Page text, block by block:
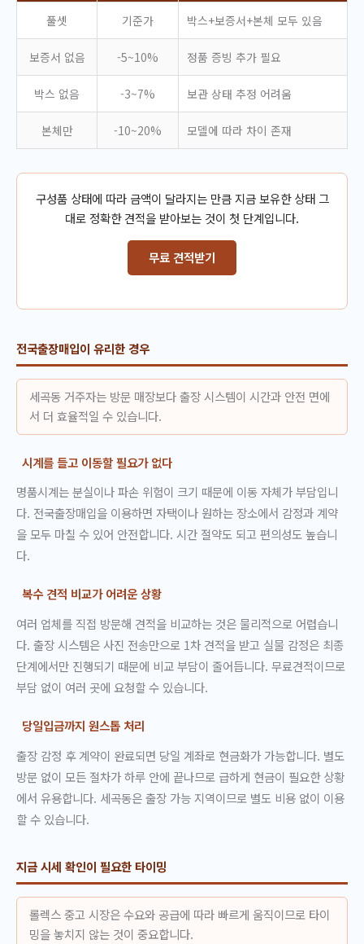
풀셋 기준가 박스+보증서+본체 모두 있음
보증서 없음 -5~10% 정품 증빙 추가 필요
박스 없음 -3~7% 보관 상태 추정 어려움
본체만 -10~20% 모델에 따라 차이 존재
구성품 상태에 따라 금액이 달라지는 만큼 지금 보유한 상태 그
대로 정확한 견적을 받아보는 것이 첫 단계입니다.
무료 견적받기
전국출장매입이 유리한 경우
세곡동 거주자는 방문 매장보다 출장 시스템이 시간과 안전 면에
서 더 효율적일 수 있습니다.
시계를 들고 이동할 필요가 없다
명품시계는 분실이나 파손 위험이 크기 때문에 이동 자체가 부담입니
다. 전국출장매입을 이용하면 자택이나 원하는 장소에서 감정과 계약
을 모두 마칠 수 있어 안전합니다. 시간 절약도 되고 편의성도 높습니
다.
복수 견적 비교가 어려운 상황
여러 업체를 직접 방문해 견적을 비교하는 것은 물리적으로 어렵습니
다. 출장 시스템은 사진 전송만으로 1차 견적을 받고 실물 감정은 최종
단계에서만 진행되기 때문에 비교 부담이 줄어듭니다. 무료견적이므로
부담 없이 여러 곳에 요청할 수 있습니다.
당일입금까지 원스톱 처리
출장 감정 후 계약이 완료되면 당일 계좌로 현금화가 가능합니다. 별도
방문 없이 모든 절차가 하루 안에 끝나므로 급하게 현금이 필요한 상황
에서 유용합니다. 세곡동은 출장 가능 지역이므로 별도 비용 없이 이용
할 수 있습니다.
지금 시세 확인이 필요한 타이밍
롤렉스 중고 시장은 수요와 공급에 따라 빠르게 움직이므로 타이
밍을 놓치지 않는 것이 중요합니다.